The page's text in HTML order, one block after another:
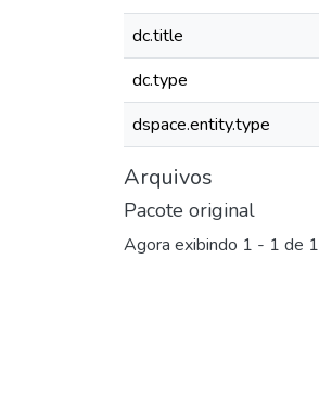
dc.title
dc.type
dspace.entity.type
Arquivos
Pacote original
Agora exibindo 1 - 1 de 1